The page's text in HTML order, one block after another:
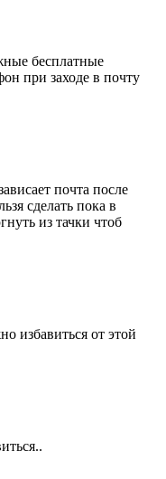
бесплатные
при заходе в почту
почта после
сделать пока в
из тачки чтоб
избавиться от этой